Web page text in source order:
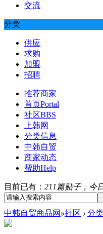
交流
分类
供应
求购
加盟
招聘
推荐商家
首页Portal
社区BBS
上韩网
分类信息
中韩自贸
商家动态
帮助Help
目前已有： 211篇贴子，今
中韩自贸商品网 »社区 › 分